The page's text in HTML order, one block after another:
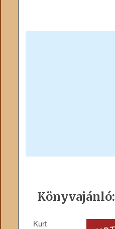
Könyvajánló:
Kurt